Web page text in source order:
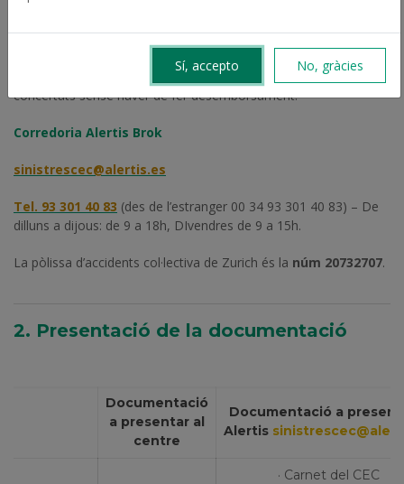
notifiqueu-lo per telèfon en el termini màxim de 7 dies;
d’aquesta manera evitareu quedar fora de la cobertura de
l’assegurança i podreu accedir als serveis dels centres
concertats sense haver de fer desemborsament:
Corredoria Alertis Brok
sinistrescec@alertis.es
Tel. 93 301 40 83 (des de l’estranger 00 34 93 301 40 83) – De
dilluns a dijous: de 9 a 18h, DIvendres de 9 a 15h.
La pòlissa d’accidents col·lectiva de Zurich és la núm 20732707.
2. Presentació de la documentació
Documentació
a presentar al
centre
Documentació a
Alertis
· Carnet del CEC
Sí, accepto No, gràcies